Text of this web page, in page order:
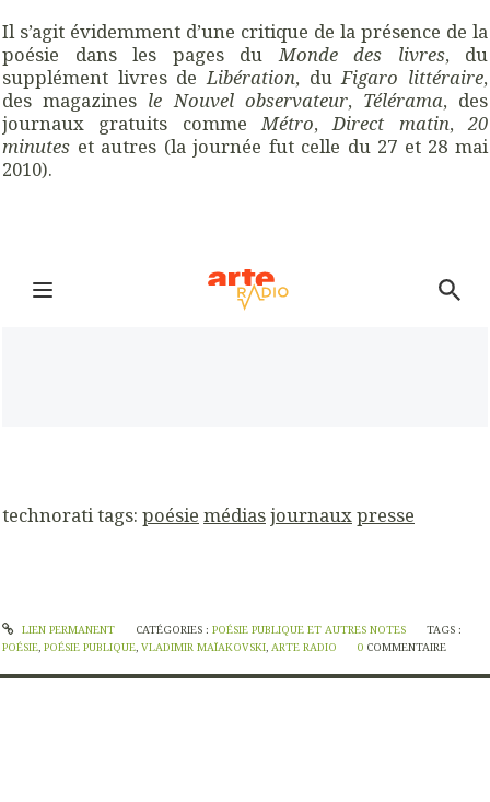
Il s’agit évidemment d’une critique de la présence de la
poésie dans les pages duMonde des livres, du
supplément livres deLibération, duFigaro littéraire,
des magazines le Nouvel observateur, Télérama, des
journaux gratuits commeMétro,Direct matin,20
minutes et autres (la journée fut celle du 27 et 28 mai
2010).
technorati tags: poésie médiasjournauxpresse
LIEN PERMANENT CATÉGORIES : POÉSIE PUBLIQUE ET AUTRES NOTES
TAGS :
POÉSIE POÉSIE PUBLIQUE VLADIMIR MAÏAKOVSKI ARTE RADIO 0 COMMENTAIRE